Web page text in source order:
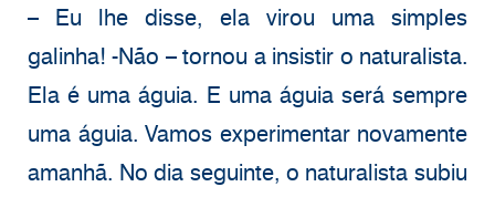
– Eu lhe disse, ela virou uma simples
galinha! -Não – tornou a insistir o naturalista.
Ela é uma águia. E uma águia será sempre
uma águia. Vamos experimentar novamente
amanhã. No dia seguinte, o naturalista subiu